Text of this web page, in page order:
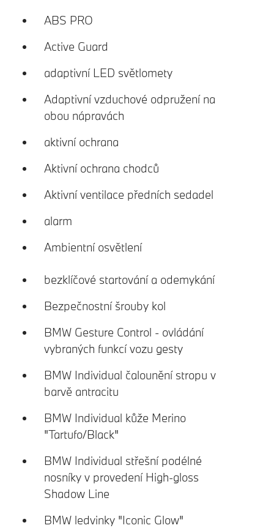
ABS PRO
Active Guard
adaptivní LED světlomety
Adaptivní vzduchové odpružení na
obou nápravách
aktivní ochrana
Aktivní ochrana chodců
Aktivní ventilace předních sedadel
alarm
Ambientní osvětlení
bezklíčové startování a odemykání
Bezpečnostní šrouby kol
BMW Gesture Control - ovládání
vybraných funkcí vozu gesty
BMW Individual čalounění stropu v
barvě antracitu
BMW Individual kůže Merino
"Tartufo/Black"
BMW Individual střešní podélné
nosníky v provedení High-gloss
Shadow Line
BMW ledvinky "Iconic Glow"